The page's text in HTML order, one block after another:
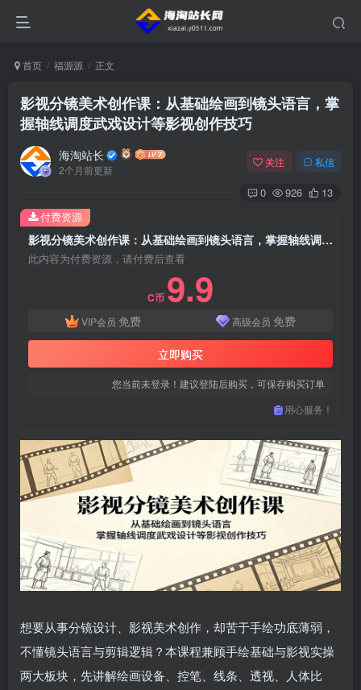
首页 福源源 正文
影视分镜美术创作课：从基础绘画到镜头语言，掌
握轴线调度武戏设计等影视创作技巧
海淘站长
2个月前更新
关注 私信
0 926 13
影视分镜美术创作课：从基础绘画到镜头语言，掌握轴线调度武戏设计等影视创作技巧
此内容为付费资源，请付费后查看
C币 9.9
VIP会员 免费 高级会员 免费
立即购买
您当前未登录！建议登陆后购买，可保存购买订单
用心服务！
付费资源
想要从事分镜设计、影视美术创作，却苦于手绘功底薄弱，
不懂镜头语言与剪辑逻辑？本课程兼顾手绘基础与影视实操
两大板块，先讲解绘画设备、控笔、线条、透视、人体比